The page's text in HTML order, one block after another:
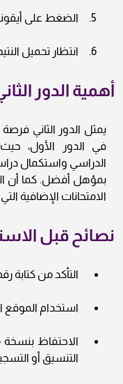
الضغط على
انتظار تحميل
أهمية الدور
يمثل الدور الثاني
في الدور الأول،
الدراسي واستكمال
بمؤهل أفضل. كما أن
الامتحانات الإضافية
نصائح قبل
التأكد من
استخدام الموقع
الاحتفاظ بنسخة
التنسيق أو